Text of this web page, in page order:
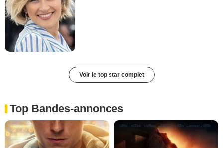
Voir le top star complet
Top Bandes-annonces